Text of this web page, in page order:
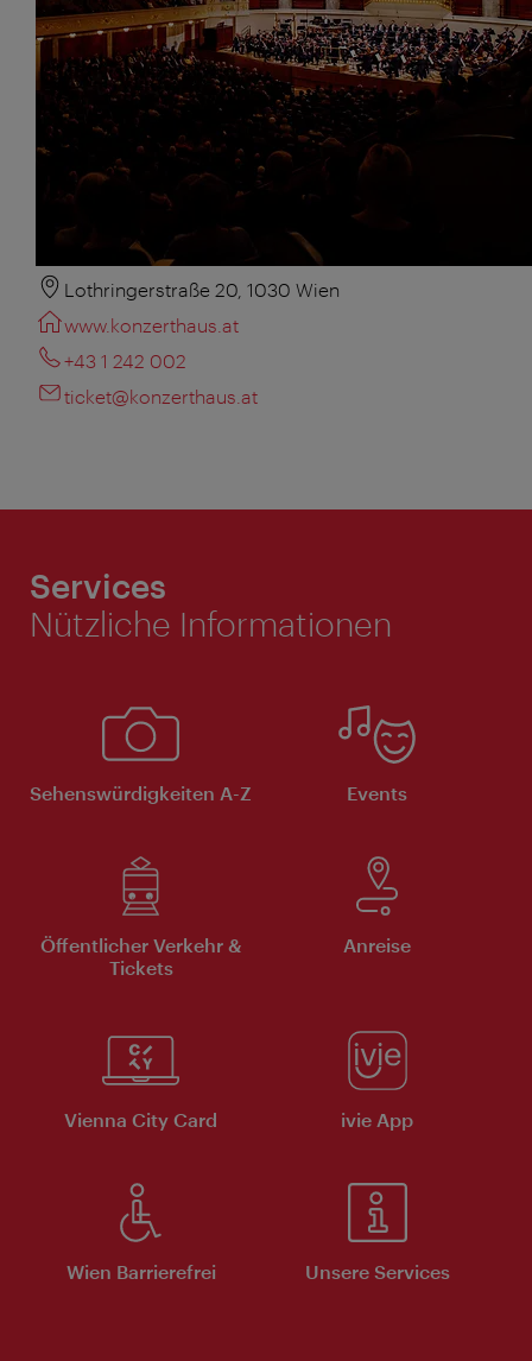
Lothringerstraße 20, 1030 Wien
www.konzerthaus.at
+43 1 242 002
ticket@konzerthaus.at
Services
Nützliche Informationen
Sehenswürdigkeiten A-Z Events
Öffentlicher Verkehr &
Tickets
Anreise
Vienna City Card ivie App
Wien Barrierefrei Unsere Services